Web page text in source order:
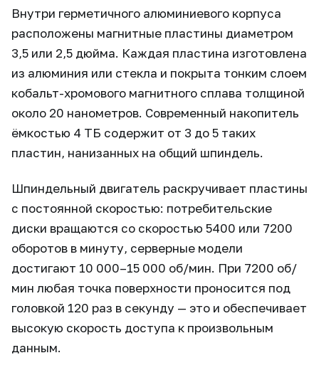
Внутри герметичного алюминиевого корпуса
расположены магнитные пластины диаметром
3,5 или 2,5 дюйма. Каждая пластина изготовлена
из алюминия или стекла и покрыта тонким слоем
кобальт-хромового магнитного сплава толщиной
около 20 нанометров. Современный накопитель
ёмкостью 4 ТБ содержит от 3 до 5 таких
пластин, нанизанных на общий шпиндель.
Шпиндельный двигатель раскручивает пластины
с постоянной скоростью: потребительские
диски вращаются со скоростью 5400 или 7200
оборотов в минуту, серверные модели
достигают 10 000–15 000 об/мин. При 7200 об/
мин любая точка поверхности проносится под
головкой 120 раз в секунду — это и обеспечивает
высокую скорость доступа к произвольным
данным.